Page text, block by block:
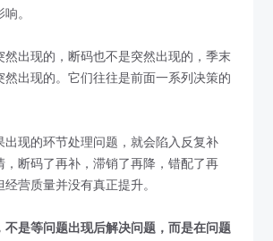
。
然出现的，断码也不是突然出现的，季末
然出现的。它们往往是前面一系列决策的
出现的环节处理问题，就会陷入反复补
，断码了再补，滞销了再降，错配了再
营质量并没有真正提升。
不是等问题出现后解决问题，而是在问题